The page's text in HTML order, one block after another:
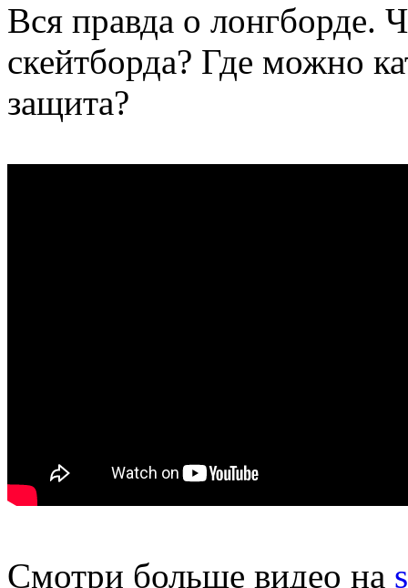
Вся правда о лонгборде.
скейтборда? Где можно
защита?
Смотри больше видео на